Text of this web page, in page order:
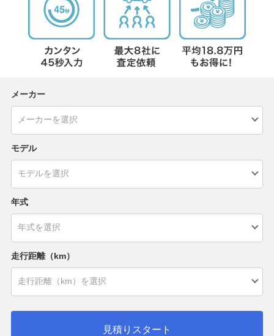
メーカー
モデル
年式
走行距離（km）
見積りスタート